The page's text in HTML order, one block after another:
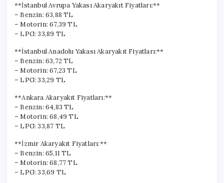
**İstanbul Avrupa Yakası Akaryakıt Fiyatları:**
– Benzin: 63,88 TL
– Motorin: 67,39 TL
– LPG: 33,89 TL
**İstanbul Anadolu Yakası Akaryakıt Fiyatları:**
– Benzin: 63,72 TL
– Motorin: 67,23 TL
– LPG: 33,29 TL
**Ankara Akaryakıt Fiyatları:**
– Benzin: 64,83 TL
– Motorin: 68,49 TL
– LPG: 33,87 TL
**İzmir Akaryakıt Fiyatları:**
– Benzin: 65,11 TL
– Motorin: 68,77 TL
– LPG: 33,69 TL